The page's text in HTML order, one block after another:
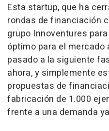
Esta startup, que ha
rondas de financiación
grupo Innoventures
óptimo para el mercado
pasado a la siguiente
ahora, y simplemente
propuestas de
fabricación de 1.000
frente a una demanda